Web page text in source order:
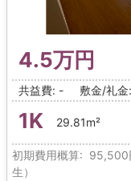
4.5万円
共益費: - 敷金/礼
1K 29.81m²
初期費用概算: 95,500
生）